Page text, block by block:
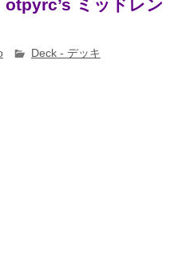
ミッドレン
Deck - デッキ